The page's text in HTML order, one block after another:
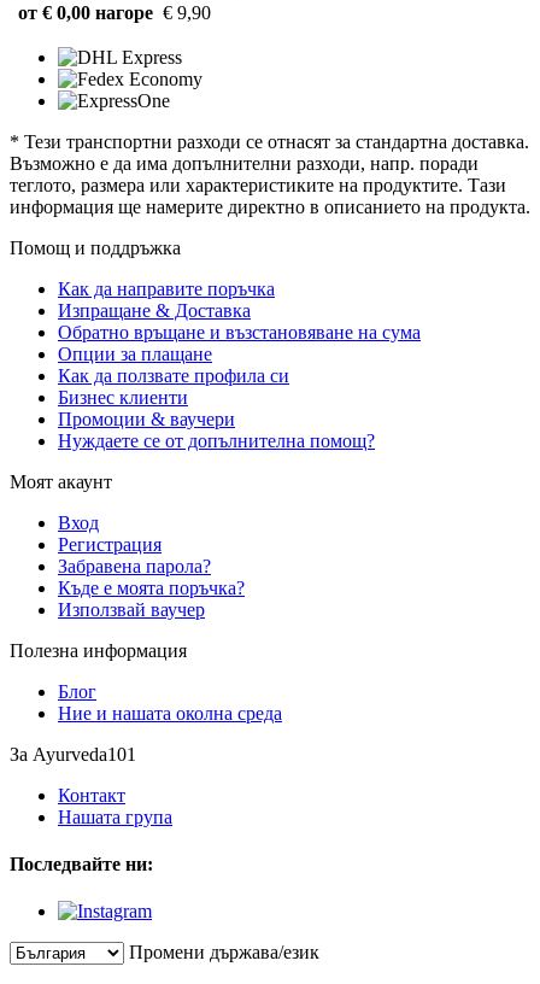
от € 0,00 нагоре € 9,90
* Тези транспортни разходи се отнасят за стандартна доставка.
Възможно е да има допълнителни разходи, напр. поради
теглото, размера или характеристиките на продуктите. Тази
информация ще намерите директно в описанието на продукта.
Помощ и поддръжка
Как да направите поръчка
Изпращане & Доставка
Обратно връщане и възстановяване на сума
Опции за плащане
Как да ползвате профила си
Бизнес клиенти
Промоции & ваучери
Нуждаете се от допълнителна помощ?
Моят акаунт
Вход
Регистрация
Забравена парола?
Къде е моята поръчка?
Използвай ваучер
Полезна информация
Блог
Ние и нашата околна среда
За Ayurveda101
Контакт
Нашата група
Последвайте ни:
Промени държава/език